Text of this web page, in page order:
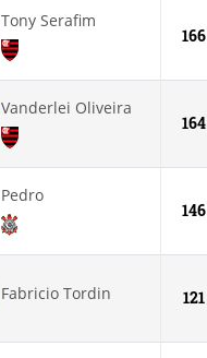
Tony Serafim
166
Vanderlei Oliveira
164
Pedro
146
Fabricio Tordin 121